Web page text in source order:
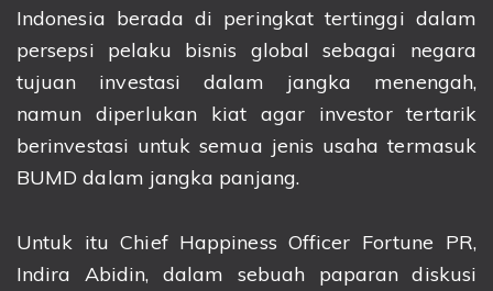
Indonesia berada di peringkat tertinggi dalam
persepsi pelaku bisnis global sebagai negara
tujuan investasi dalam jangka menengah,
namun diperlukan kiat agar investor tertarik
berinvestasi untuk semua jenis usaha termasuk
BUMD dalam jangka panjang.
Untuk itu Chief Happiness Officer Fortune PR,
Indira Abidin, dalam sebuah paparan diskusi